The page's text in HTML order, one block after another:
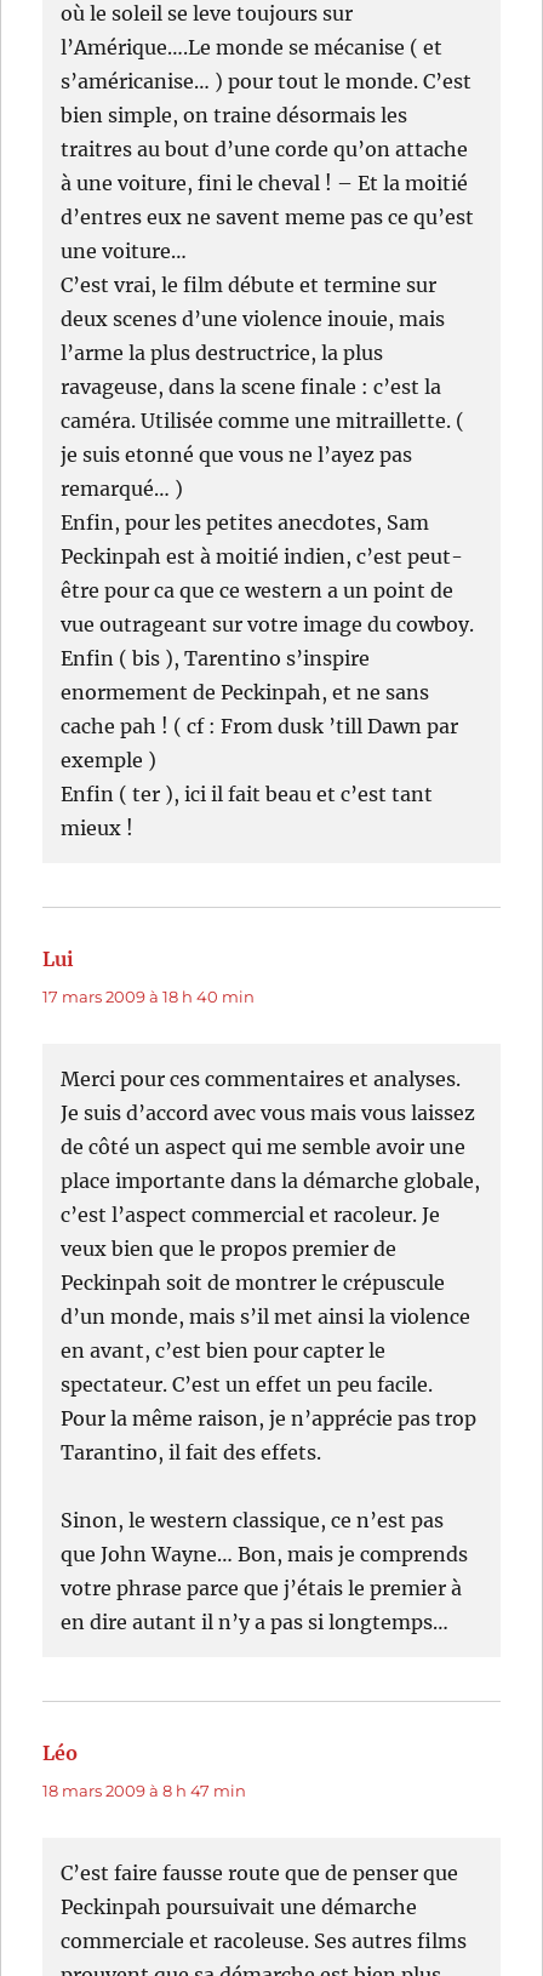
où le soleil se leve toujours sur
l’Amérique….Le monde se mécanise ( et
s’américanise… ) pour tout le monde. C’est
bien simple, on traine désormais les
traitres au bout d’une corde qu’on attache
à une voiture, fini le cheval ! – Et la moitié
d’entres eux ne savent meme pas ce qu’est
une voiture…
C’est vrai, le film débute et termine sur
deux scenes d’une violence inouie, mais
l’arme la plus destructrice, la plus
ravageuse, dans la scene finale : c’est la
caméra. Utilisée comme une mitraillette. (
je suis etonné que vous ne l’ayez pas
remarqué… )
Enfin, pour les petites anecdotes, Sam
Peckinpah est à moitié indien, c’est peut-
être pour ca que ce western a un point de
vue outrageant sur votre image du cowboy.
Enfin ( bis ), Tarentino s’inspire
enormement de Peckinpah, et ne sans
cache pah ! ( cf : From dusk ’till Dawn par
exemple )
Enfin ( ter ), ici il fait beau et c’est tant
mieux !
Lui
17 mars 2009 à 18 h 40 min
Merci pour ces commentaires et analyses.
Je suis d’accord avec vous mais vous laissez
de côté un aspect qui me semble avoir une
place importante dans la démarche globale,
c’est l’aspect commercial et racoleur. Je
veux bien que le propos premier de
Peckinpah soit de montrer le crépuscule
d’un monde, mais s’il met ainsi la violence
en avant, c’est bien pour capter le
spectateur. C’est un effet un peu facile.
Pour la même raison, je n’apprécie pas trop
Tarantino, il fait des effets.
Sinon, le western classique, ce n’est pas
que John Wayne… Bon, mais je comprends
votre phrase parce que j’étais le premier à
en dire autant il n’y a pas si longtemps…
Léo
18 mars 2009 à 8 h 47 min
C’est faire fausse route que de penser que
Peckinpah poursuivait une démarche
commerciale et racoleuse. Ses autres films